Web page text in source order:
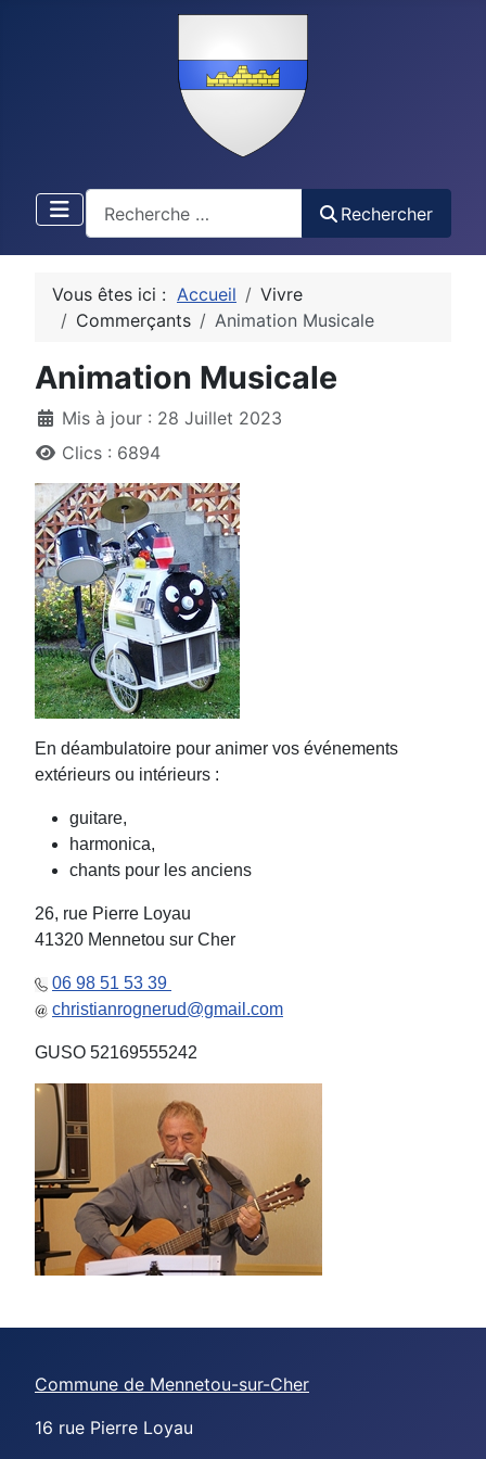
Rechercher
Vous êtes ici : Accueil
Vivre
Commerçants
Animation Musicale
Animation Musicale
DétailsMis à jour : 28 Juillet 2023
Clics : 6894
En déambulatoire pour animer vos événements
extérieurs ou intérieurs :
guitare,
harmonica,
chants pour les anciens
26, rue Pierre Loyau
41320 Mennetou sur Cher
06 98 51 53 39
christianrognerud@gmail.com
GUSO 52169555242
Commune de Mennetou-sur-Cher
16 rue Pierre Loyau